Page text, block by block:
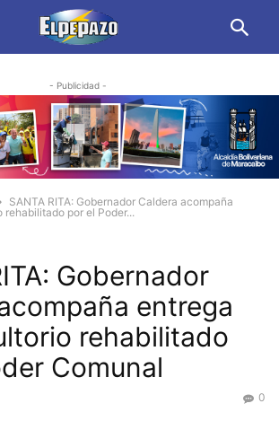
- Publicidad -
SANTA RITA: Gobernador Caldera acompaña
por el Poder...
Gobernador
entrega
rehabilitado
Comunal
0